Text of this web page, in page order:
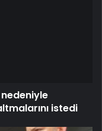
istedi